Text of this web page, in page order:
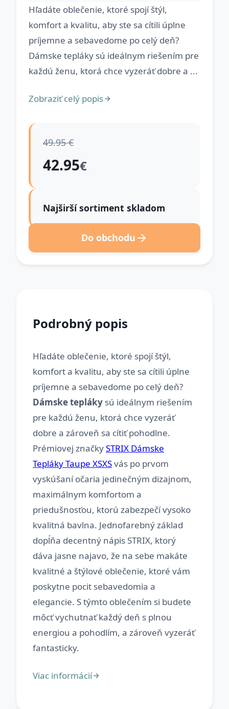
Hľadáte oblečenie, ktoré spojí štýl,
komfort a kvalitu, aby ste sa cítili úplne
príjemne a sebavedome po celý deň?
Dámske tepláky sú ideálnym riešením pre
každú ženu, ktorá chce vyzeráť dobre a ...
Zobraziť celý popis
49.95 €
42.95€
Najširší sortiment skladom
Do obchodu
Podrobný popis
Hľadáte oblečenie, ktoré spojí štýl,
komfort a kvalitu, aby ste sa cítili úplne
príjemne a sebavedome po celý deň?
Dámske tepláky sú ideálnym riešením
pre každú ženu, ktorá chce vyzeráť
dobre a zároveň sa cítiť pohodlne.
Prémiovej značkySTRIX Dámske
Tepláky Taupe XSXSvás po prvom
vyskúšaní očaria jedinečným dizajnom,
maximálnym komfortom a
priedušnosťou, ktorú zabezpečí vysoko
kvalitná bavlna. Jednofarebný základ
dopĺňa decentný nápis STRIX, ktorý
dáva jasne najavo, že na sebe makáte
kvalitné a štýlové oblečenie, ktoré vám
poskytne pocit sebavedomia a
elegancie. S týmto oblečením si budete
môcť vychutnať každý deň s plnou
energiou a pohodlím, a zároveň vyzeráť